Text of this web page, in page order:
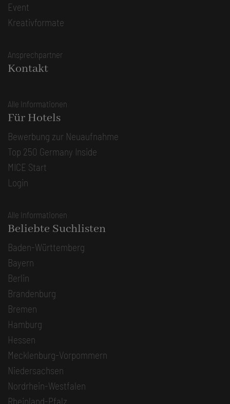
Event
Kreativformate
Ansprechpartner
Kontakt
Alle Informationen
Für Hotels
Bewerbung zur Neuaufnahme
Top 250 Germany Inside
MICE Start
Login
Alle Informationen
Beliebte Suchlisten
Baden-Württemberg
Bayern
Berlin
Brandenburg
Bremen
Hamburg
Hessen
Mecklenburg-Vorpommern
Niedersachsen
Nordrhein-Westfalen
Rheinland-Pfalz